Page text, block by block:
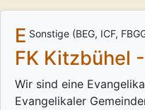
Sonstige (BEG, ICF,
E
FK Kitzbühel
Wir sind eine
Evangelikaler